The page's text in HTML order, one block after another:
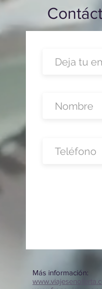
Más información: